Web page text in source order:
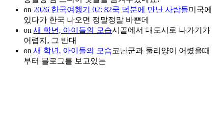
on 2026 한국여행기 02: 82쿡 덕분에 만난 사람들미국에
있다가 한국 나오면 정말정말 바쁜데
on 새 학년, 아이들의 모습시골에서 대도시로 나가기가
어렵지, 그 반대
on 새 학년, 아이들의 모습코난군과 둘리양이 어렸을때
부터 블로그를 보고있는